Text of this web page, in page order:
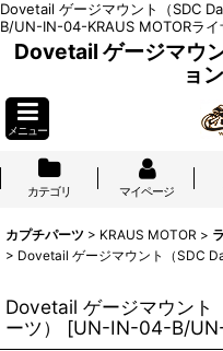
Dovetail ゲージマウント（SDC
B/UN-IN-04-KRAUS MOTORライ
Dovetail ゲージマウ
ョ
メニュー
カテゴリ マイページ
カプチパーツ > KRAUS MOTOR >
> Dovetail ゲージマウント（SDC
Dovetail ゲージマウント
ーツ）
[UN-IN-04-B/